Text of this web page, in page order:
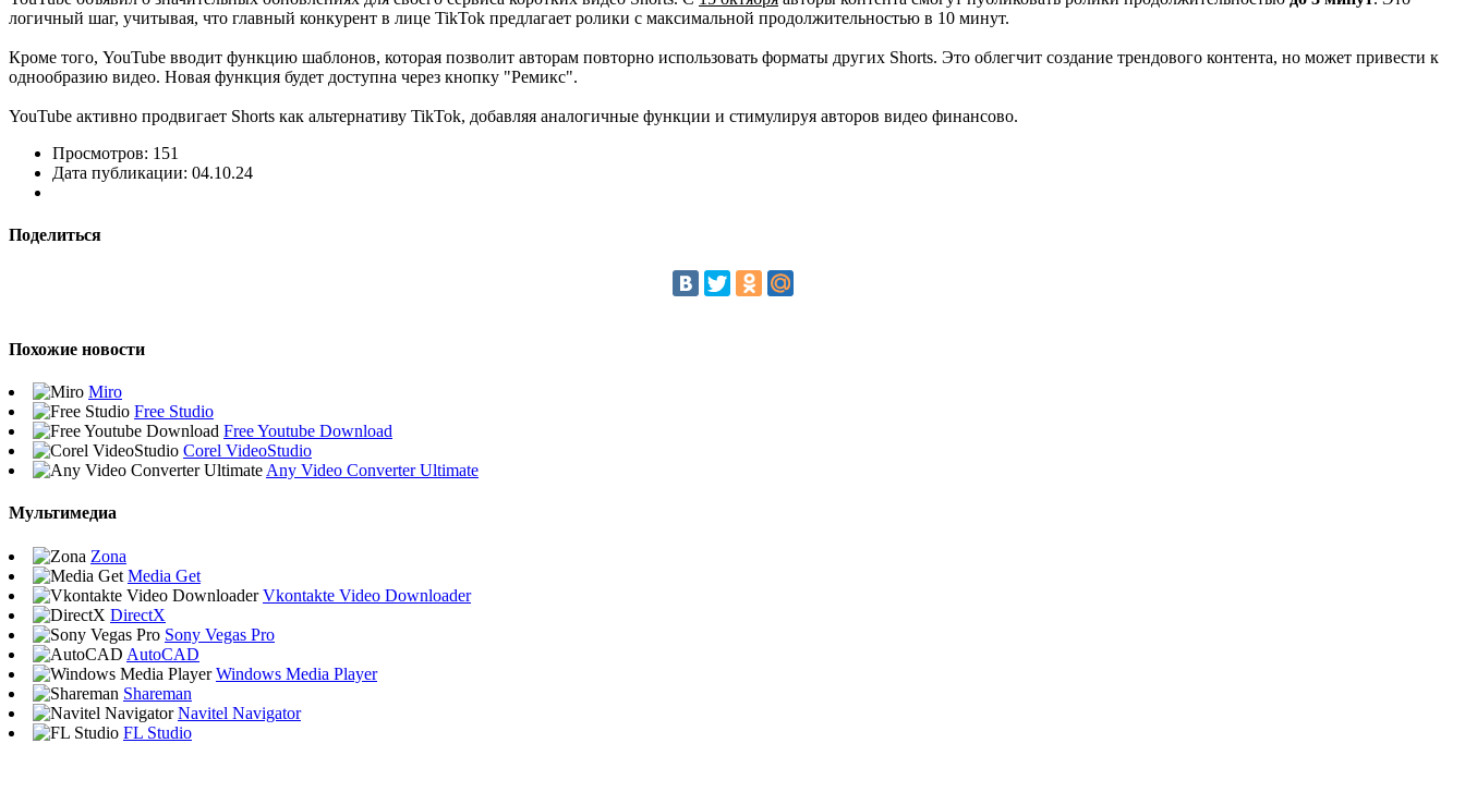
логичный шаг, учитывая, что главный конкурент в лице TikTok предлагает ролики с максимальной продолжительностью в 10 минут.
Кроме того, YouTube вводит функцию шаблонов, которая позволит авторам повторно использовать форматы других Shorts. Это облегчит создание трендового контента, но может привести к
однообразию видео. Новая функция будет доступна через кнопку "Ремикс".
YouTube активно продвигает Shorts как альтернативу TikTok, добавляя аналогичные функции и стимулируя авторов видео финансово.
Просмотров: 151
Дата публикации: 04.10.24
Поделиться
Похожие новости
Miro
Free Studio
Free Youtube Download
Corel VideoStudio
Any Video Converter Ultimate
Мультимедиа
Zona
Media Get
Vkontakte Video Downloader
DirectX
Sony Vegas Pro
AutoCAD
Windows Media Player
Shareman
Navitel Navigator
FL Studio